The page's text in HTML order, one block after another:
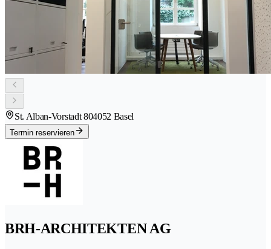
St. Alban-Vorstadt 804052 Basel
Termin reservieren
BRH-ARCHITEKTEN AG